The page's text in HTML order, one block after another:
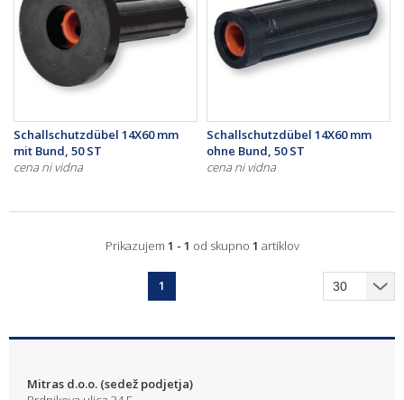
Schallschutzdübel 14X60 mm
mit Bund, 50 ST
cena ni vidna
Schallschutzdübel 14X60 mm
ohne Bund, 50 ST
cena ni vidna
Prikazujem 1 - 1 od skupno 1 artiklov
1
Mitras d.o.o. (sedež podjetja)